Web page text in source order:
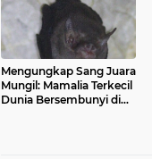
Mengungkap Sang Juara
Mungil: Mamalia Terkecil
Dunia Bersembunyi di